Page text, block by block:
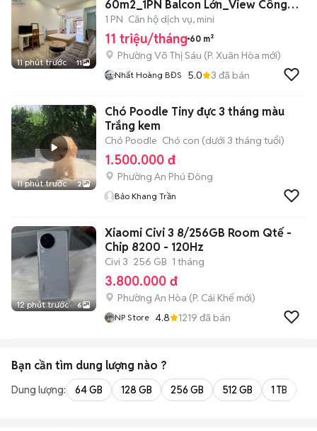
11 phút trước 11
60m2_1PN Balcon Lớn_View Công
Viên Ngay Võ Thị Sáu
1 PN Căn hộ dịch vụ, mini
11 triệu/tháng 60 m²
Phường Võ Thị Sáu (P. Xuân Hòa mới)
Nhất Hoàng BĐS 5.0 3 đã bán
11 phút trước 2
Chó Poodle Tiny đực 3 tháng màu
Trắng kem
Chó Poodle Chó con (dưới 3 tháng tuổi)
1.500.000 đ
Phường An Phú Đông
Bảo Khang Trần
12 phút trước 6
Xiaomi Civi 3 8/256GB Room Qtế -
Chip 8200 - 120Hz
Civi 3 256 GB 1 tháng
3.800.000 đ
Phường An Hòa (P. Cái Khế mới)
NP Store 4.8 1219 đã bán
Bạn cần tìm dung lượng nào ?
Dung lượng: 64 GB 128 GB 256 GB 512 GB 1 TB